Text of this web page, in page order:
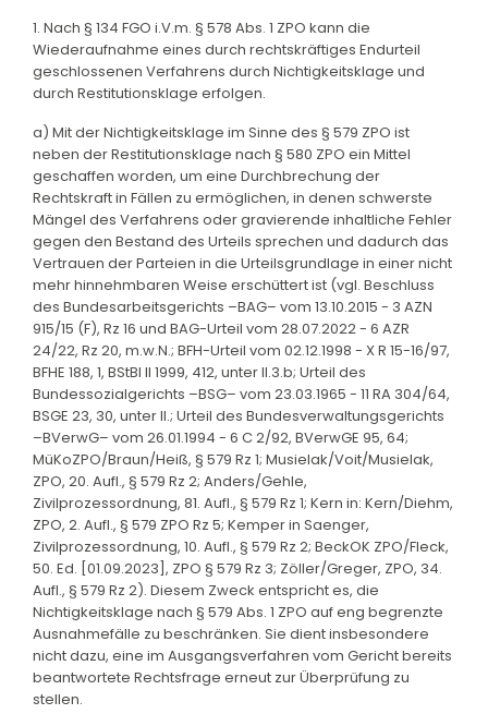
1. Nach § 134 FGO i.V.m. § 578 Abs. 1 ZPO kann die
Wiederaufnahme eines durch rechtskräftiges Endurteil
geschlossenen Verfahrens durch Nichtigkeitsklage und
durch Restitutionsklage erfolgen.
a) Mit der Nichtigkeitsklage im Sinne des § 579 ZPO ist
neben der Restitutionsklage nach § 580 ZPO ein Mittel
geschaffen worden, um eine Durchbrechung der
Rechtskraft in Fällen zu ermöglichen, in denen schwerste
Mängel des Verfahrens oder gravierende inhaltliche Fehler
gegen den Bestand des Urteils sprechen und dadurch das
Vertrauen der Parteien in die Urteilsgrundlage in einer nicht
mehr hinnehmbaren Weise erschüttert ist (vgl. Beschluss
des Bundesarbeitsgerichts –BAG– vom 13.10.2015 - 3 AZN
915/15 (F), Rz 16 und BAG-Urteil vom 28.07.2022 - 6 AZR
24/22, Rz 20, m.w.N.; BFH-Urteil vom 02.12.1998 - X R 15-16/97,
BFHE 188, 1, BStBl II 1999, 412, unter II.3.b; Urteil des
Bundessozialgerichts –BSG– vom 23.03.1965 - 11 RA 304/64,
BSGE 23, 30, unter II.; Urteil des Bundesverwaltungsgerichts
–BVerwG– vom 26.01.1994 - 6 C 2/92, BVerwGE 95, 64;
MüKoZPO/Braun/Heiß, § 579 Rz 1; Musielak/Voit/Musielak,
ZPO, 20. Aufl., § 579 Rz 2; Anders/Gehle,
Zivilprozessordnung, 81. Aufl., § 579 Rz 1; Kern in: Kern/Diehm,
ZPO, 2. Aufl., § 579 ZPO Rz 5; Kemper in Saenger,
Zivilprozessordnung, 10. Aufl., § 579 Rz 2; BeckOK ZPO/Fleck,
50. Ed. [01.09.2023], ZPO § 579 Rz 3; Zöller/Greger, ZPO, 34.
Aufl., § 579 Rz 2). Diesem Zweck entspricht es, die
Nichtigkeitsklage nach § 579 Abs. 1 ZPO auf eng begrenzte
Ausnahmefälle zu beschränken. Sie dient insbesondere
nicht dazu, eine im Ausgangsverfahren vom Gericht bereits
beantwortete Rechtsfrage erneut zur Überprüfung zu
stellen.